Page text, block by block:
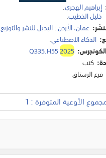
إبراهيم الهجري.
خليل الخطيب.
عمان، الأردن:البديل للنشر والتوزيع
الذكاء الاصطناعي.
Q335.H552025
كتب
فرع الرستاق
الأوعية المتوفرة : 1